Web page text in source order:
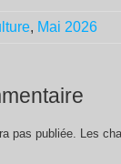
, Mai 2026
pas publiée. Les